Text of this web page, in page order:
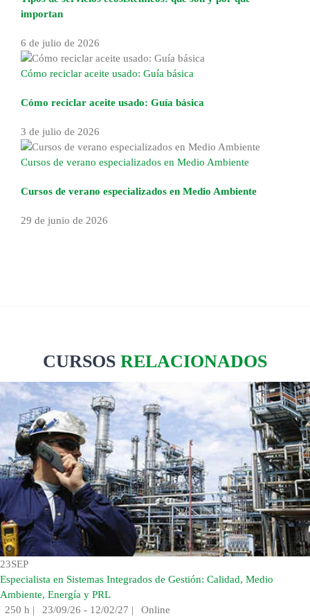
importan
6 de julio de 2026
Cómo reciclar aceite usado: Guía básica
Cómo reciclar aceite usado: Guía básica
3 de julio de 2026
Cursos de verano especializados en Medio Ambiente
Cursos de verano especializados en Medio Ambiente
29 de junio de 2026
CURSOS RELACIONADOS
23SEP
Especialista en Sistemas Integrados de Gestión: Calidad, Medio
Ambiente, Energía y PRL
250 h | 23/09/26 - 12/02/27 | Online